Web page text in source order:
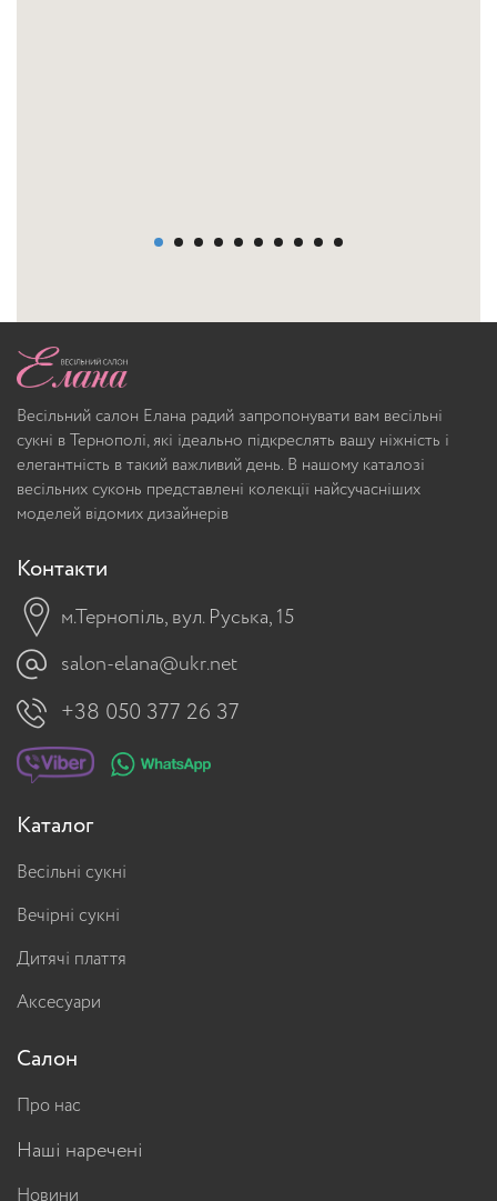
Весільний салон Елана радий запропонувати вам весільні
сукні в Тернополі, які ідеально підкреслять вашу ніжність і
елегантність в такий важливий день. В нашому каталозі
весільних суконь представлені колекції найсучасніших
моделей відомих дизайнерів
Контакти
м.Тернопіль, вул. Руська, 15
salon-elana@ukr.net
+38 050 377 26 37
Каталог
Весільні сукні
Вечірні сукні
Дитячі плаття
Аксесуари
Салон
Про нас
Наші наречені
Новини